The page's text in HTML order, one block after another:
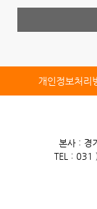
개인정보처리
본사 : 경
TEL :